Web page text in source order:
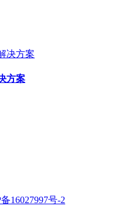
方案
16027997号-2